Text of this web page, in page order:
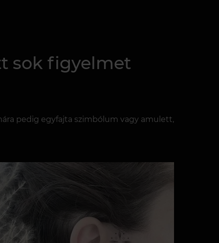
sok figyelmet
pedig egyfajta szimbólum vagy amulett,